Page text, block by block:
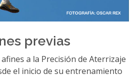
previas
a la Precisión de Aterrizaje
el inicio de su entrenamiento